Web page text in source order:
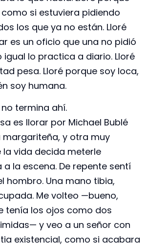
si estuviera pidiendo
los que ya no están. Lloré
es un oficio que una no pidió
igual lo practica a diario. Lloré
pesa. Lloré porque soy loca,
soy humana.
termina ahí.
es llorar por Michael Bublé
margariteña, y otra muy
la vida decida meterle
la escena. De repente sentí
hombro. Una mano tibia,
Me volteo —bueno,
tenía los ojos como dos
y veo a un señor con
existencial, como si acabara